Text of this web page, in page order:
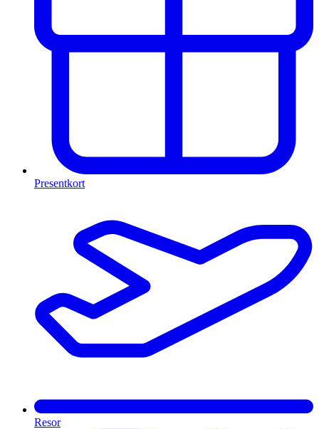
Presentkort
Resor